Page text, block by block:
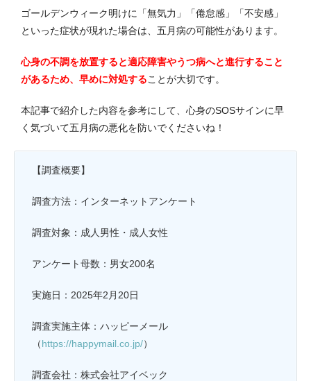
ゴールデンウィーク明けに「無気力」「倦怠感」「不安感」
といった症状が現れた場合は、五月病の可能性があります。
心身の不調を放置すると適応障害やうつ病へと進行すること
があるため、早めに対処することが大切です。
本記事で紹介した内容を参考にして、心身のSOSサインに早
く気づいて五月病の悪化を防いでくださいね！
【調査概要】
調査方法：インターネットアンケート
調査対象：成人男性・成人女性
アンケート母数：男女200名
実施日：2025年2月20日
調査実施主体：ハッピーメール
（https://happymail.co.jp/）
調査会社：株式会社アイベック